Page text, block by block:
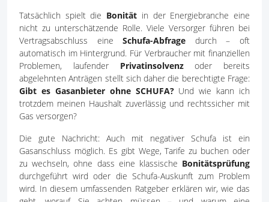
Tatsächlich spielt die Bonität in der Energiebranche eine
nicht zu unterschätzende Rolle. Viele Versorger führen bei
Vertragsabschluss eineSchufa-Abfrage durch – oft
automatisch im Hintergrund. Für Verbraucher mit finanziellen
Problemen, laufender Privatinsolvenzoder bereits
abgelehnten Anträgen stellt sich daher die berechtigte Frage:
Gibt es Gasanbieter ohne SCHUFA?Und wie kann ich
trotzdem meinen Haushalt zuverlässig und rechtssicher mit
Gas versorgen?
Die gute Nachricht: Auch mit negativer Schufa ist ein
Gasanschluss möglich. Es gibt Wege, Tarife zu buchen oder
zu wechseln, ohne dass eine klassische Bonitätsprüfung
durchgeführt wird oder die Schufa-Auskunft zum Problem
wird. In diesem umfassenden Ratgeber erklären wir, wie das